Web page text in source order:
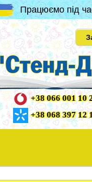
Працюємо під
+38 066 001 10
+38 068 397 12